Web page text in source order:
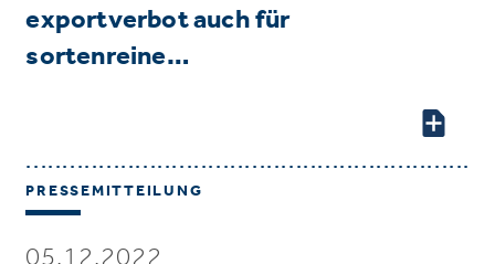
exportverbot auch für
sortenreine…
PRESSEMITTEILUNG
05.12.2022